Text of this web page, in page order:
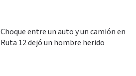
Choque entre un auto y un camión en
Ruta 12 dejó un hombre herido